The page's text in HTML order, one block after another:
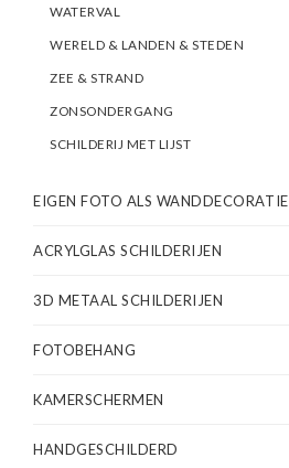
WATERVAL
WERELD & LANDEN & STEDEN
ZEE & STRAND
ZONSONDERGANG
SCHILDERIJ MET LIJST
EIGEN FOTO ALS WANDDECORATIE
ACRYLGLAS SCHILDERIJEN
3D METAAL SCHILDERIJEN
FOTOBEHANG
KAMERSCHERMEN
HANDGESCHILDERD